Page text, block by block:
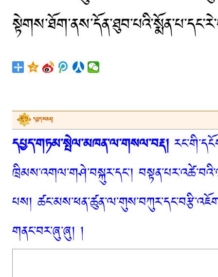
དཔྱད་མཆན།
དཔྱད་གཏམ་སྤེལ་མཁན་ལ་གསལ་བརྡ།
ཁྲིམས་འགལ་གཤེ་བསྐུར་དང་།
པས།
གནང་བར་ཞུ་ཞུ། །